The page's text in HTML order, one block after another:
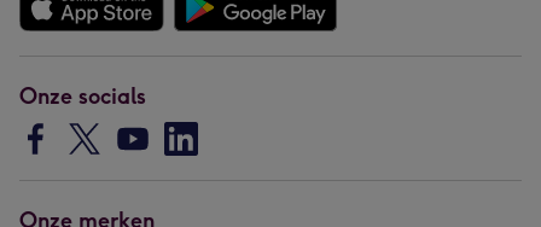
Onze socials
Onze merken